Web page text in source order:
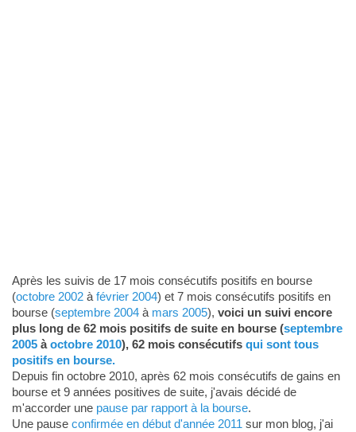
Après les suivis de 17 mois consécutifs positifs en bourse
(octobre 2002à février 2004) et 7 mois consécutifs positifs en
bourse (septembre 2004à mars 2005), voici un suivi encore
plus long de 62 mois positifs de suite en bourse (septembre
2005àoctobre 2010), 62 mois consécutifs qui sont tous
positifs en bourse.
Depuis fin octobre 2010, après 62 mois consécutifs de gains en
bourse et 9 années positives de suite, j'avais décidé de
m'accorder une pause par rapport à la bourse.
Une pause confirmée en début d'année 2011 sur mon blog, j'ai